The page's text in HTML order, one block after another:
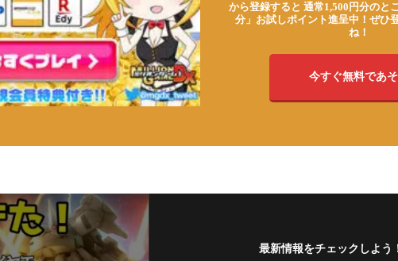
から登録すると 通常1,500円分のと
分」お試しポイント進呈中！ぜひ
ね！
今すぐ無料であ
最新情報をチェックしよう